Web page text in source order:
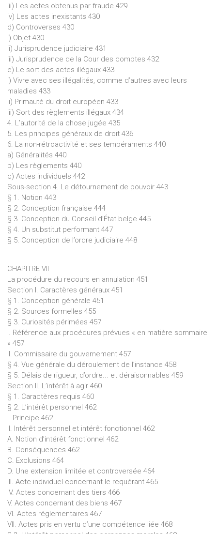
iii) Les actes obtenus par fraude 429
iv) Les actes inexistants 430
d) Controverses 430
i) Objet 430
ii) Jurisprudence judiciaire 431
iii) Jurisprudence de la Cour des comptes 432
e) Le sort des actes illégaux 433
i) Vivre avec ses illégalités, comme d’autres avec leurs
maladies 433
ii) Primauté du droit européen 433
iii) Sort des règlements illégaux 434
4. L’autorité de la chose jugée 435
5. Les principes généraux de droit 436
6. La non-rétroactivité et ses tempéraments 440
a) Généralités 440
b) Les règlements 440
c) Actes individuels 442
Sous-section 4. Le détournement de pouvoir 443
§ 1. Notion 443
§ 2. Conception française 444
§ 3. Conception du Conseil d’État belge 445
§ 4. Un substitut performant 447
§ 5. Conception de l’ordre judiciaire 448
CHAPITRE VII
La procédure du recours en annulation 451
Section I. Caractères généraux 451
§ 1. Conception générale 451
§ 2. Sources formelles 455
§ 3. Curiosités périmées 457
I. Référence aux procédures prévues « en matière sommaire
» 457
II. Commissaire du gouvernement 457
§ 4. Vue générale du déroulement de l’instance 458
§ 5. Délais de rigueur, d’ordre... et déraisonnables 459
Section II. L’intérêt à agir 460
§ 1. Caractères requis 460
§ 2. L’intérêt personnel 462
I. Principe 462
II. Intérêt personnel et intérêt fonctionnel 462
A. Notion d’intérêt fonctionnel 462
B. Conséquences 462
C. Exclusions 464
D. Une extension limitée et controversée 464
III. Acte individuel concernant le requérant 465
IV. Actes concernant des tiers 466
V. Actes concernant des biens 467
VI. Actes réglementaires 467
VII. Actes pris en vertu d’une compétence liée 468